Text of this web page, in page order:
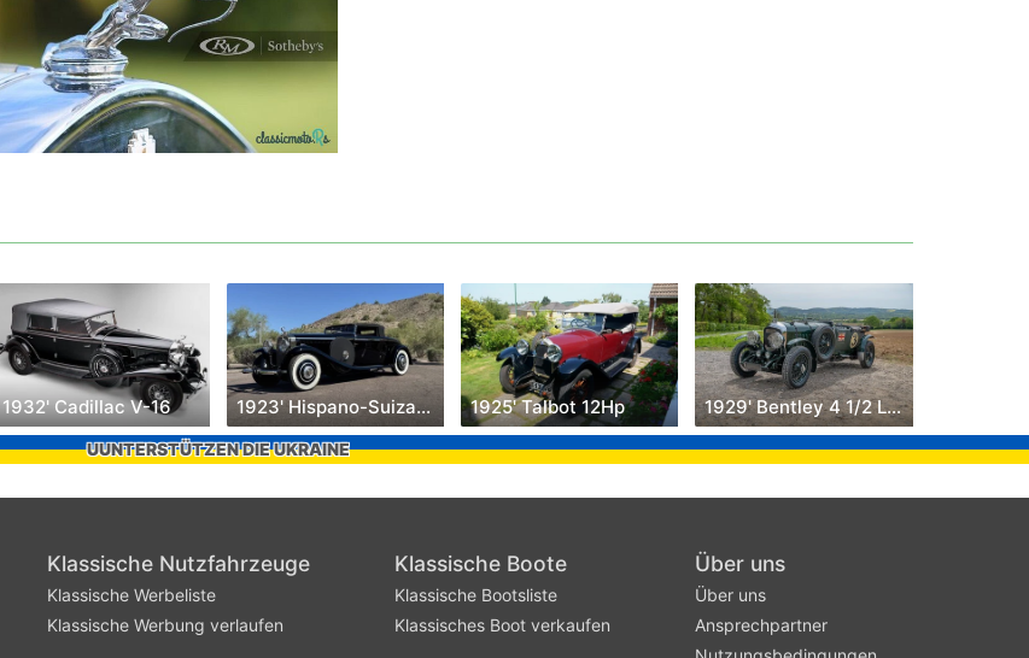
1932' Cadillac V-16 1923' Hispano-Suiza H6 1925' Talbot 12Hp 1929' Bentley 4 1/2 Litre
UUNTERSTÜTZEN DIE UKRAINE
Klassische Nutzfahrzeuge
Klassische Werbeliste
Klassische Werbung verlaufen
Klassische Boote
Klassische Bootsliste
Klassisches Boot verkaufen
Über uns
Über uns
Ansprechpartner